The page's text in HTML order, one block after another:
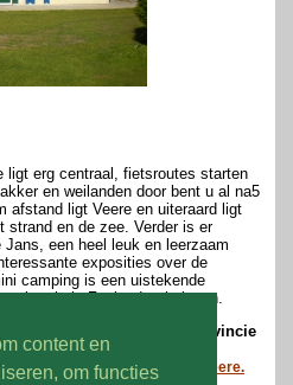
content en
om functies
ligt erg centraal, fietsroutes starten
en weilanden door bent u al na5
afstand ligt Veere en uiteraard ligt
strand en de zee. Verder is er
een heel leuk en leerzaam
exposities over de
camping is een uistekende
in Zeeland te beleven.
boerderijcamping in de provincie
Minicamping Plantlust in Veere.